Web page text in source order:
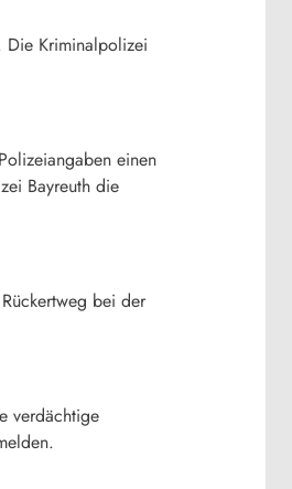
Die Kriminalpolizei
einen
Bayreuth die
bei der
verdächtige